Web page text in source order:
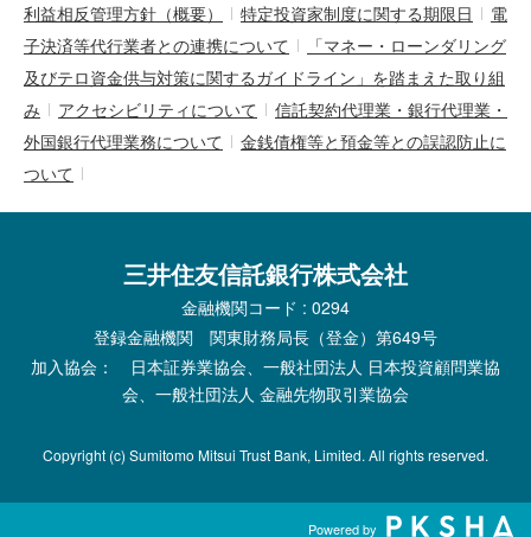
利益相反管理方針（概要）
特定投資家制度に関する期限日
電
子決済等代行業者との連携について
「マネー・ローンダリング
及びテロ資金供与対策に関するガイドライン」を踏まえた取り組
み
アクセシビリティについて
信託契約代理業・銀行代理業・
外国銀行代理業務について
金銭債権等と預金等との誤認防止に
ついて
三井住友信託銀行株式会社
金融機関コード : 0294
登録金融機関 関東財務局長（登金）第649号
加入協会： 日本証券業協会、一般社団法人 日本投資顧問業協
会、一般社団法人 金融先物取引業協会
Copyright (c) Sumitomo Mitsui Trust Bank, Limited. All rights reserved.
Powered by